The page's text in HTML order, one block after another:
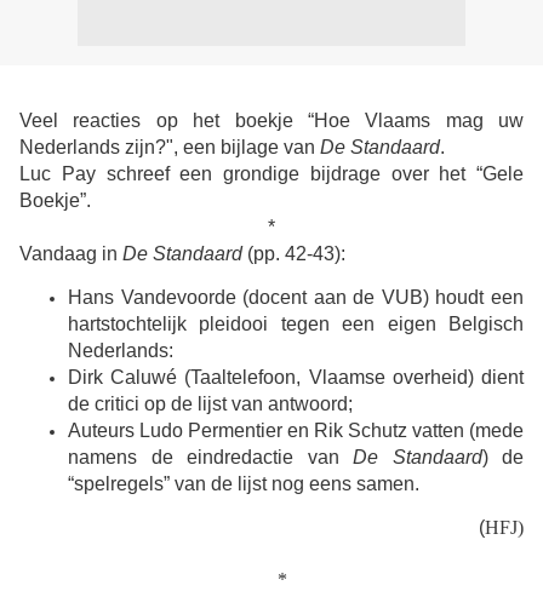
Veel reacties op het boekje “Hoe Vlaams mag uw
Nederlands zijn?", een bijlage van De Standaard.
Luc Pay schreef een grondige bijdrage over het “Gele
Boekje”.
*
Vandaag in De Standaard(pp. 42-43):
Hans Vandevoorde (docent aan de VUB) houdt een
hartstochtelijk pleidooi tegen een eigen Belgisch
Nederlands:
Dirk Caluwé (Taaltelefoon, Vlaamse overheid) dient
de critici op de lijst van antwoord;
Auteurs Ludo Permentier en Rik Schutz vatten (mede
namens de eindredactie van De Standaard) de
“spelregels” van de lijst nog eens samen.
(HFJ)
*